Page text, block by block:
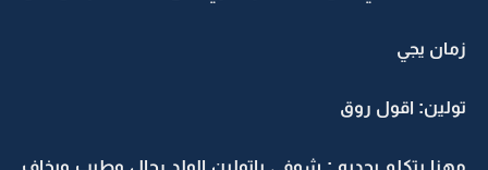
زمان يجي
تولين: اقول روق
مهنا يتكلم بجديه : شوفي ياتولين الولد رجال وطيب ويخاف